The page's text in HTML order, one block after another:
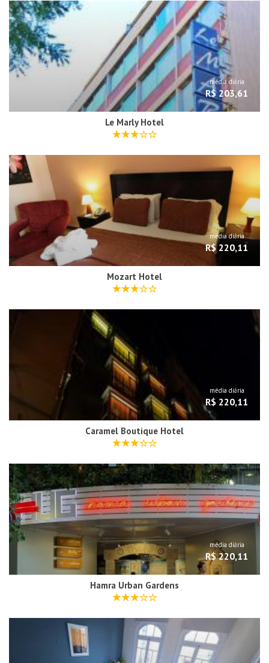
média diária
R$ 203,61
Le Marly Hotel
média diária
R$ 220,11
Mozart Hotel
média diária
R$ 220,11
Caramel Boutique Hotel
média diária
R$ 220,11
Hamra Urban Gardens